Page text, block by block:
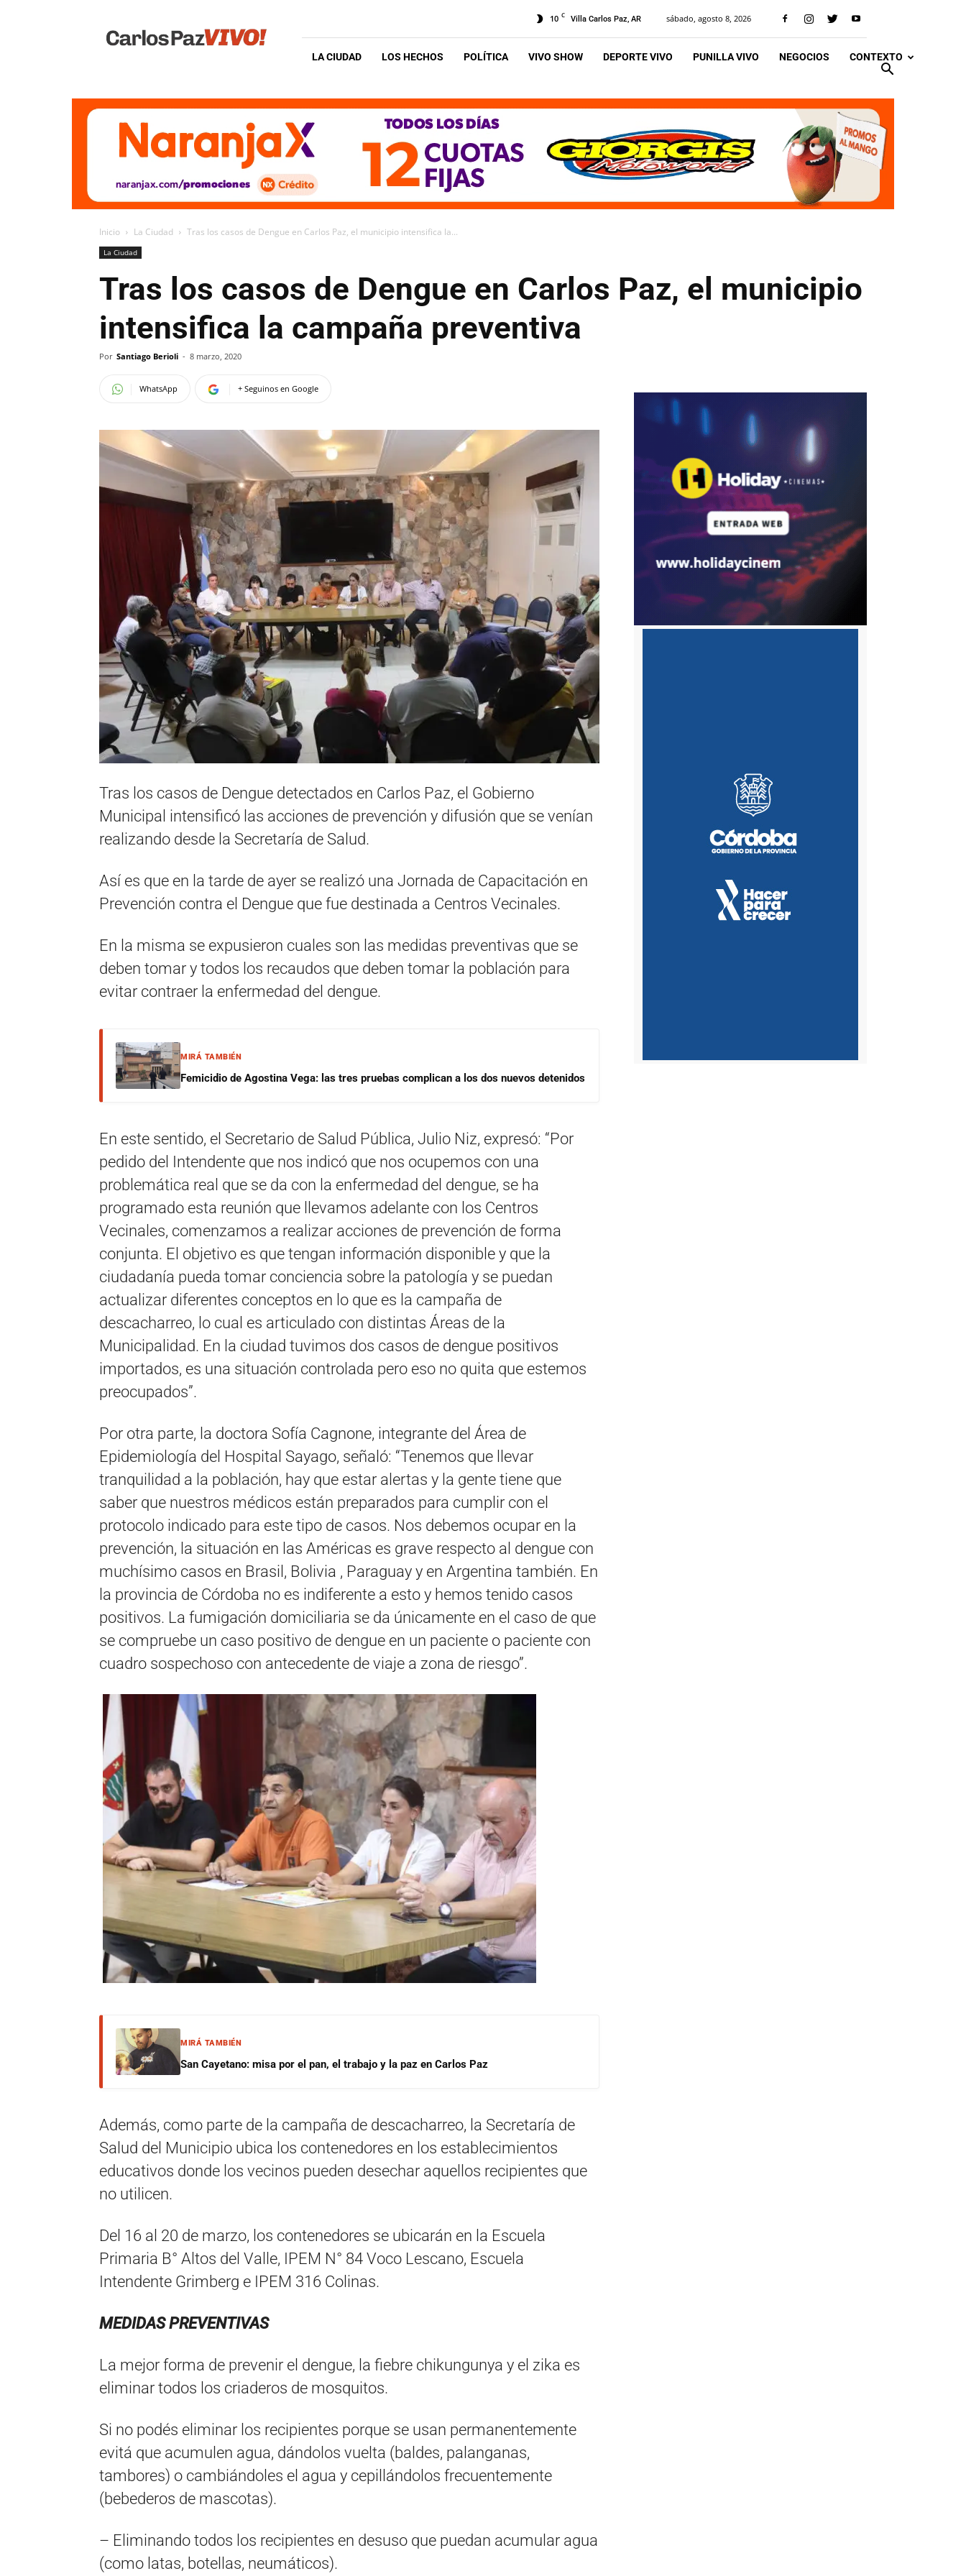
Vivo
10 C Villa Carlos Paz, AR sábado, agosto 8, 2026
LA CIUDAD LOS HECHOS POLÍTICA VIVO SHOW DEPORTE VIVO PUNILLA VIVO NEGOCIOS CONTEXTO
Inicio La Ciudad Tras los casos de Dengue en Carlos Paz, el municipio intensifica la...
La Ciudad
Tras los casos de Dengue en Carlos Paz, el municipio
intensifica la campaña preventiva
Por Santiago Berioli - 8 marzo, 2020
WhatsApp + Seguinos en Google
Tras los casos de Dengue detectados en Carlos Paz, el Gobierno
Municipal intensificó las acciones de prevención y difusión que se venían
realizando desde la Secretaría de Salud.
Así es que en la tarde de ayer se realizó una Jornada de Capacitación en
Prevención contra el Dengue que fue destinada a Centros Vecinales.
En la misma se expusieron cuales son las medidas preventivas que se
deben tomar y todos los recaudos que deben tomar la población para
evitar contraer la enfermedad del dengue.
MIRÁ TAMBIÉN
Femicidio de Agostina Vega: las tres pruebas complican a los dos nuevos detenidos
En este sentido, el Secretario de Salud Pública, Julio Niz, expresó: “Por
pedido del Intendente que nos indicó que nos ocupemos con una
problemática real que se da con la enfermedad del dengue, se ha
programado esta reunión que llevamos adelante con los Centros
Vecinales, comenzamos a realizar acciones de prevención de forma
conjunta. El objetivo es que tengan información disponible y que la
ciudadanía pueda tomar conciencia sobre la patología y se puedan
actualizar diferentes conceptos en lo que es la campaña de
descacharreo, lo cual es articulado con distintas Áreas de la
Municipalidad. En la ciudad tuvimos dos casos de dengue positivos
importados, es una situación controlada pero eso no quita que estemos
preocupados”.
Por otra parte, la doctora Sofía Cagnone, integrante del Área de
Epidemiología del Hospital Sayago, señaló: “Tenemos que llevar
tranquilidad a la población, hay que estar alertas y la gente tiene que
saber que nuestros médicos están preparados para cumplir con el
protocolo indicado para este tipo de casos. Nos debemos ocupar en la
prevención, la situación en las Américas es grave respecto al dengue con
muchísimo casos en Brasil, Bolivia , Paraguay y en Argentina también. En
la provincia de Córdoba no es indiferente a esto y hemos tenido casos
positivos. La fumigación domiciliaria se da únicamente en el caso de que
se compruebe un caso positivo de dengue en un paciente o paciente con
cuadro sospechoso con antecedente de viaje a zona de riesgo”.
MIRÁ TAMBIÉN
San Cayetano: misa por el pan, el trabajo y la paz en Carlos Paz
Además, como parte de la campaña de descacharreo, la Secretaría de
Salud del Municipio ubica los contenedores en los establecimientos
educativos donde los vecinos pueden desechar aquellos recipientes que
no utilicen.
Del 16 al 20 de marzo, los contenedores se ubicarán en la Escuela
Primaria B° Altos del Valle, IPEM N° 84 Voco Lescano, Escuela
Intendente Grimberg e IPEM 316 Colinas.
MEDIDAS PREVENTIVAS
La mejor forma de prevenir el dengue, la fiebre chikungunya y el zika es
eliminar todos los criaderos de mosquitos.
Si no podés eliminar los recipientes porque se usan permanentemente
evitá que acumulen agua, dándolos vuelta (baldes, palanganas,
tambores) o cambiándoles el agua y cepillándolos frecuentemente
(bebederos de mascotas).
– Eliminando todos los recipientes en desuso que puedan acumular agua
(como latas, botellas, neumáticos).